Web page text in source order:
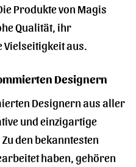
Produkte von Magis
Qualität, ihr
aus.
Designern
Designern aus aller
und einzigartige
den bekanntesten
haben, gehören